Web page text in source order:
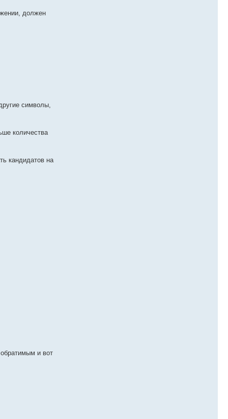
должен
символы,
количества
кандидатов на
и вот